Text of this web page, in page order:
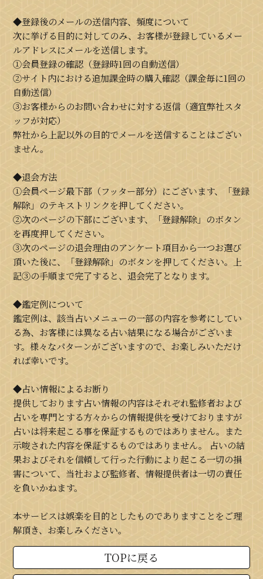
◆登録後のメールの送信内容、頻度について
次に挙げる目的に対してのみ、お客様が登録しているメー
ルアドレスにメールを送信します。
①会員登録の確認（登録時1回の自動送信）
②サイト内における追加課金時の購入確認（課金毎に1回の
自動送信）
③お客様からのお問い合わせに対する返信（適宜弊社スタ
ッフが対応）
弊社から上記以外の目的でメールを送信することはござい
ません。
◆退会方法
①会員ページ最下部（フッター部分）にございます、「登録
解除」のテキストリンクを押してください。
②次のページの下部にございます、「登録解除」のボタン
を再度押してください。
③次のページの退会理由のアンケート項目から一つお選び
頂いた後に、「登録解除」のボタンを押してください。上
記③の手順まで完了すると、退会完了となります。
◆鑑定例について
鑑定例は、該当占いメニューの一部の内容を参考にしてい
る為、お客様には異なる占い結果になる場合がございま
す。様々なパターンがございますので、お楽しみいただけ
れば幸いです。
◆占い情報によるお断り
提供しております占い情報の内容はそれぞれ監修者および
占いを専門とする方々からの情報提供を受けておりますが
占いは将来起こる事を保証するものではありません。また
示唆された内容を保証するものではありません。 占いの結
果およびそれを信頼して行った行動により起こる一切の損
害について、当社および監修者、情報提供者は一切の責任
を負いかねます。
本サービスは娯楽を目的としたものでありますことをご理
解頂き、お楽しみください。
TOPに戻る